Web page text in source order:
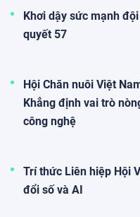
Khơi dậy sức mạnh
quyết 57
Hội Chăn nuôi Việt
Khẳng định vai trò
công nghệ
Trí thức Liên hiệp Hội
đổi số và AI